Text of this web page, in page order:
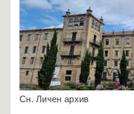
Сн. Личен архив